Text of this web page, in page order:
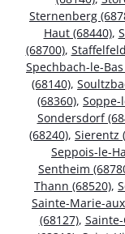
Sternenberg
Haut (68440),
(68700),
Spechbach-le-
(68140),
(68360), Soppe-
Sondersdorf
(68240), Sierentz
Seppois-le-
Sentheim
Thann (68520),
Sainte-Marie-
(68127),